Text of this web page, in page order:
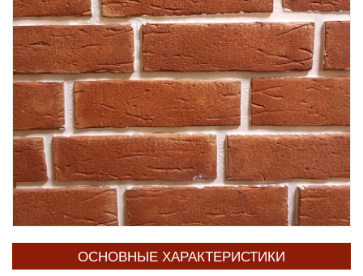
ОСНОВНЫЕ ХАРАКТЕРИСТИКИ